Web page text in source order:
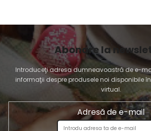
Abonare la
Introduceţi adresa dumneavoastră de e-
informaţii despre produsele noi disponibile
virtual.
Adresă de e-mail